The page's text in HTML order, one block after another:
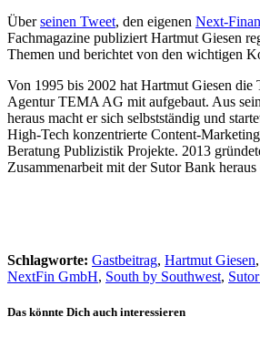
Überseinen Tweet, den eigenen Next-
Fachmagazine publiziert Hartmut Giesen
Themen und berichtet von den wichtigen
Von 1995 bis 2002 hat Hartmut Giesen
Agentur TEMA AG mit aufgebaut. Aus
heraus macht er sich selbstständig und
High-Tech konzentrierte Content-
Beratung Publizistik Projekte. 2013
Zusammenarbeit mit der Sutor Bank
Schlagworte: Gastbeitrag, Hartmut Giesen,
NextFin GmbH, South by Southwest,
Das könnte Dich auch interessieren